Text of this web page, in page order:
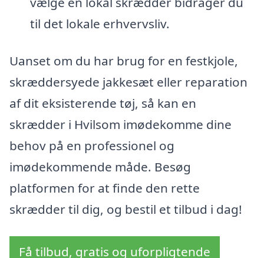
til det lokale erhvervsliv.
Uanset om du har brug for en festkjole,
skræddersyede jakkesæt eller reparation
af dit eksisterende tøj, så kan en
skrædder i Hvilsom imødekomme dine
behov på en professionel og
imødekommende måde. Besøg
platformen for at finde den rette
skrædder til dig, og bestil et tilbud i dag!
Få tilbud, gratis og uforpligtende